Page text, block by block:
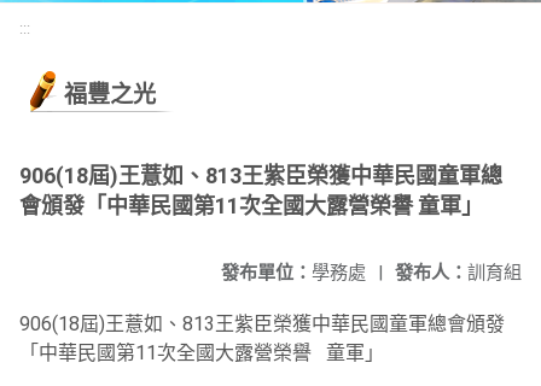
:::
福豐之光
906(18屆)王薏如、813王紫臣榮獲中華民國童軍總
會頒發「中華民國第11次全國大露營榮譽 童軍」
發布人： 訓育組
發布單位： 學務處 |
906(18屆)王薏如、813王紫臣榮獲中華民國童軍總會頒發
「中華民國第11次全國大露營榮譽 童軍」